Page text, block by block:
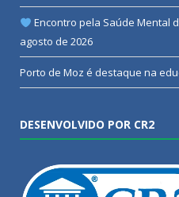
Encontro pela Saúde Mental
agosto de 2026
Porto de Moz é destaque na
DESENVOLVIDO POR CR2